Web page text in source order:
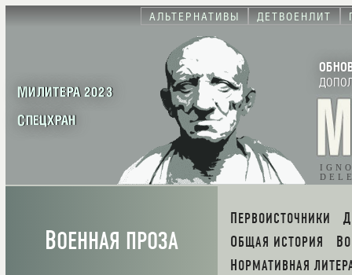
АЛЬТЕРНАТИВЫ ДЕТВОЕНЛИТ
МИЛИТЕРА 2023
СПЕЦХРАН
ВОЕННАЯ ПРОЗА
ПЕРВОИСТОЧНИКИ
ОБЩАЯ ИСТОРИЯ
НОРМАТИВНАЯ